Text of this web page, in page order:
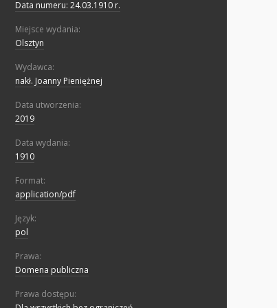
Data numeru: 24.03.1910 r.
Miejsce wydania:
Olsztyn
Wydawca:
nakł. Joanny Pieniężnej
Data utworzenia:
2019
Data wydania:
1910
Format:
application/pdf
Język:
pol
Prawa:
Domena publiczna
Prawa dostępu: